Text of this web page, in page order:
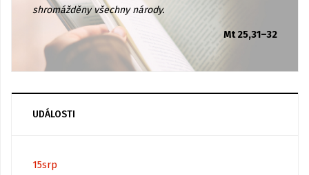
shromážděny všechny národy.
Mt 25,31–32
UDÁLOSTI
15srp